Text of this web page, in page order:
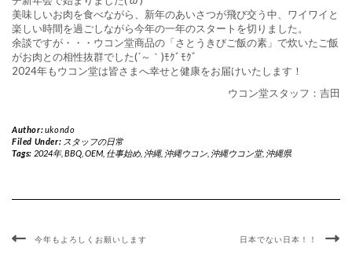
美味しいお肉を食べながら、新年のあいさつが飛び交う中、ワイワイと
楽しい時間を過ごしながら今年の一年のスタートを切りました。
余談ですが・・・ウコン堂商品の「さとうきびご飯の素」で炊いたご飯
がお肉との相性抜群でした(´～｀)ﾓｸﾞﾓｸﾞ
2024年もウコン堂は皆さまへ幸せと健康をお届けいたします！
ウコン堂スタッフ：吉田
Author:ukondo
Filed Under: スタッフの日常
Tags: 2024年, BBQ, OEM, 仕事始め, 沖縄, 沖縄ウコン, 沖縄ウコン堂, 沖縄県
今年もよろしくお願いします 日本でない日本！！